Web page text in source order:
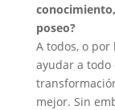
poseo?
A todos, o por
ayudar a todo
mejor. Sin